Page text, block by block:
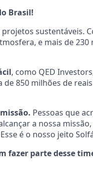
Brasil!
sustentáveis.
e mais de 230
, como QED
850 milhões de
Pessoas que
a nossa
é o nosso jeito
fazer parte desse